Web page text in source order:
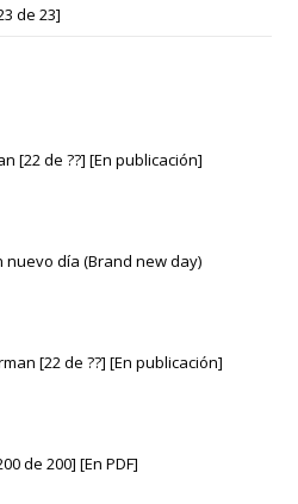
de 23]
[22 de ??] [En publicación]
nuevo día (Brand new day)
[22 de ??] [En publicación]
de 200] [En PDF]